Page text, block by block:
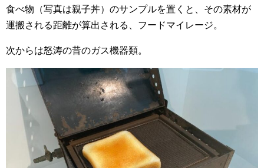
食べ物（写真は親子丼）のサンプルを置くと、その素材が
運搬される距離が算出される、フードマイレージ。
次からは怒涛の昔のガス機器類。